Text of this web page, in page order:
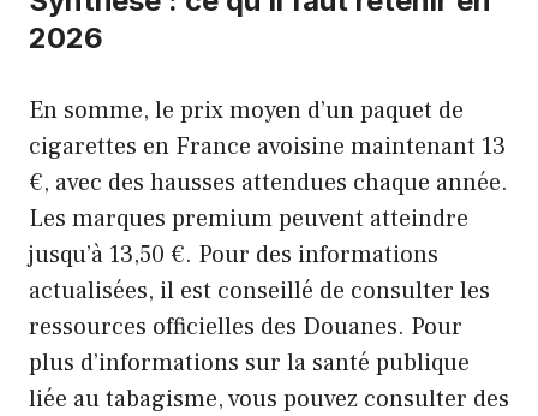
2026
En somme, le prix moyen d’un paquet de
cigarettes en France avoisine maintenant 13
€, avec des hausses attendues chaque année.
Les marques premium peuvent atteindre
jusqu’à 13,50 €. Pour des informations
actualisées, il est conseillé de consulter les
ressources officielles des Douanes. Pour
plus d’informations sur la santé publique
liée au tabagisme, vous pouvez consulter des